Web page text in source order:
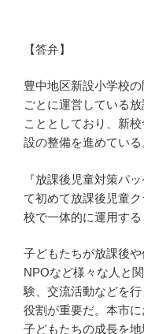
【答弁】
豊中地区新設小学校
ごとに運営している
こととしており、新
設の整備を進めている
『放課後児童対策パ
て初めて放課後児童
校で一体的に運用する
子どもたちが放課後や
NPOなど様々な人と
験、交流活動などを
役割が重要だ。本市に
子どもたちの成長を